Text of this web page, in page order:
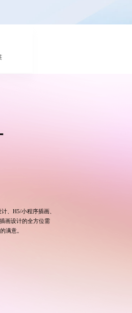
、H5/小程序插画、
画设计的全方位需
满意。